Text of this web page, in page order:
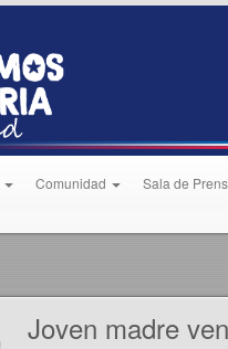
Comunidad Sala de
Joven madre